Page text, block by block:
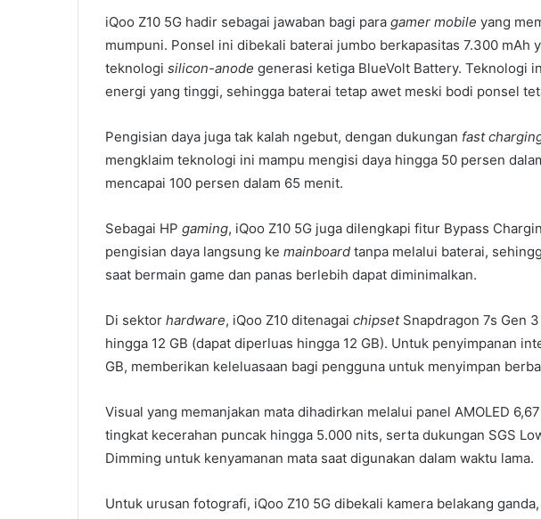
iQoo Z10 5G hadir sebagai jawaban bagi para gamer mobile yang
mumpuni. Ponsel ini dibekali baterai jumbo berkapasitas 7.300 mAh
teknologi silicon-anode generasi ketiga BlueVolt Battery. Teknologi
energi yang tinggi, sehingga baterai tetap awet meski bodi ponsel
Pengisian daya juga tak kalah ngebut, dengan dukungan fast
mengklaim teknologi ini mampu mengisi daya hingga 50 persen
mencapai 100 persen dalam 65 menit.
Sebagai HP gaming, iQoo Z10 5G juga dilengkapi fitur Bypass
pengisian daya langsung ke mainboard tanpa melalui baterai,
saat bermain game dan panas berlebih dapat diminimalkan.
Di sektor hardware, iQoo Z10 ditenagai chipsetSnapdragon 7s Gen
hingga 12 GB (dapat diperluas hingga 12 GB). Untuk penyimpanan
GB, memberikan keleluasaan bagi pengguna untuk menyimpan
Visual yang memanjakan mata dihadirkan melalui panel AMOLED
tingkat kecerahan puncak hingga 5.000 nits, serta dukungan SGS
Dimming untuk kenyamanan mata saat digunakan dalam waktu lama.
Untuk urusan fotografi, iQoo Z10 5G dibekali kamera belakang